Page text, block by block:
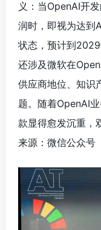
义：当OpenAI开
润时，即视为达到
状态，预计到
还涉及微软在
供应商地位、知识
题。随着OpenAI
款显得愈发沉重，
来源：微信公众号